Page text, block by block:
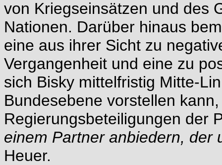
von Kriegseinsätzen und des
Nationen. Darüber hinaus
eine aus ihrer Sicht zu
Vergangenheit und eine zu
sich Bisky mittelfristig Mitte-
Bundesebene vorstellen
Regierungsbeteiligungen der
einem Partner anbiedern, der
Heuer.